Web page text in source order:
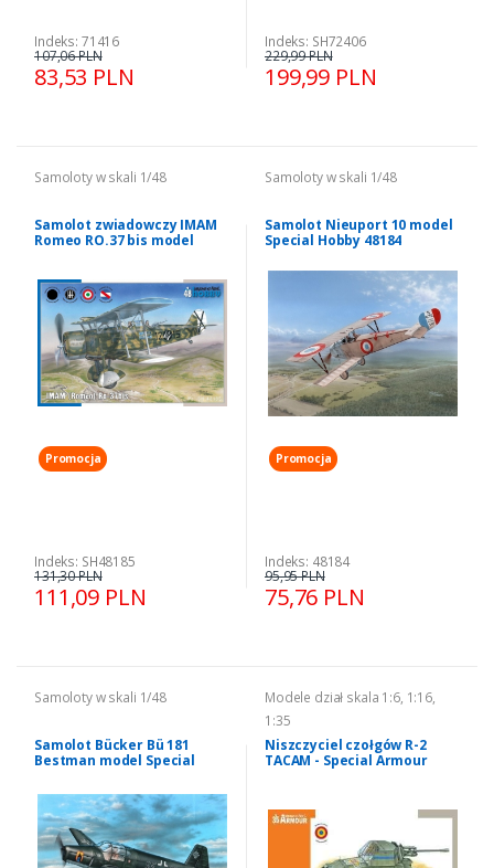
Indeks: 71416
83,53 PLN
107,06 PLN
Indeks: SH72406
199,99 PLN
229,99 PLN
Samoloty w skali 1/48
Samolot zwiadowczy IMAM
Romeo RO.37 bis model
Promocja
Indeks: SH48185
111,09 PLN
131,30 PLN
Samoloty w skali 1/48
Samolot Nieuport 10 model
Special Hobby 48184
Promocja
Indeks: 48184
75,76 PLN
95,95 PLN
Samoloty w skali 1/48
Samolot Bücker Bü 181
Bestman model Special
Modele dział skala 1:6, 1:16,
1:35
Niszczyciel czołgów R-2
TACAM - Special Armour